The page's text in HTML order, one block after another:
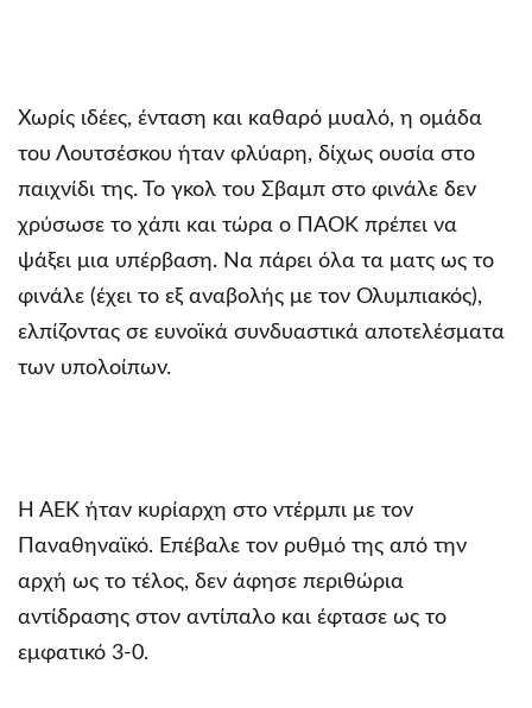
Χωρίς ιδέες, ένταση και καθαρό μυαλό, η ομάδα
του Λουτσέσκου ήταν φλύαρη, δίχως ουσία στο
παιχνίδι της. Το γκολ του Σβαμπ στο φινάλε δεν
χρύσωσε το χάπι και τώρα ο ΠΑΟΚ πρέπει να
ψάξει μια υπέρβαση. Να πάρει όλα τα ματς ως το
φινάλε (έχει το εξ αναβολής με τον Ολυμπιακός),
ελπίζοντας σε ευνοϊκά συνδυαστικά αποτελέσματα
των υπολοίπων.
Η ΑΕΚ ήταν κυρίαρχη στο ντέρμπι με τον
Παναθηναϊκό. Επέβαλε τον ρυθμό της από την
αρχή ως το τέλος, δεν άφησε περιθώρια
αντίδρασης στον αντίπαλο και έφτασε ως το
εμφατικό 3-0.